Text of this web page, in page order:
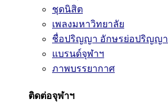
ชุดนิสิต
เพลงมหาวิทยาลัย
ชื่อปริญญา อักษรย่อปริญญา
แบรนด์จุฬาฯ
ภาพบรรยากาศ
ติดต่อจุฬาฯ